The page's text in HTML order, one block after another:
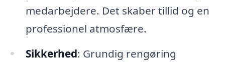
medarbejdere. Det skaber tillid og en
professionel atmosfære.
Sikkerhed: Grundig rengøring